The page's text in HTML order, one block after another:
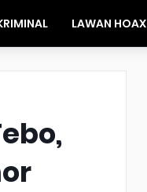
LAWAN HOAX